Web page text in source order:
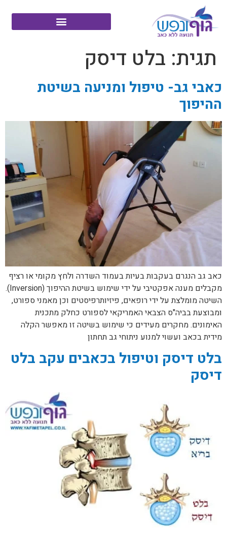
תגית: בלט דיסק
כאבי גב- טיפול ומניעה בשיטת
ההיפוך
כאב גב הנגרם בעקבות בעיות בעמוד השדרה ולחץ מקומי או רציף
מקבלים מענה אפקטיבי על ידי שימוש בשיטת ההיפוך (Inversion).
השיטה מומלצת על ידי רופאים, פיזיותרפיסטים וכן מאמני ספורט,
ומבוצעת בביה"ס הצבאי האמריקאי לספורט כחלק מתכנית
האימונים. מחקרים מעידים כי שימוש בשיטה זו מאפשר הקלה
מידית בכאב ועשוי למנוע ניתוחי גב תחתון
בלט דיסק וטיפול בכאבים עקב בלט
דיסק